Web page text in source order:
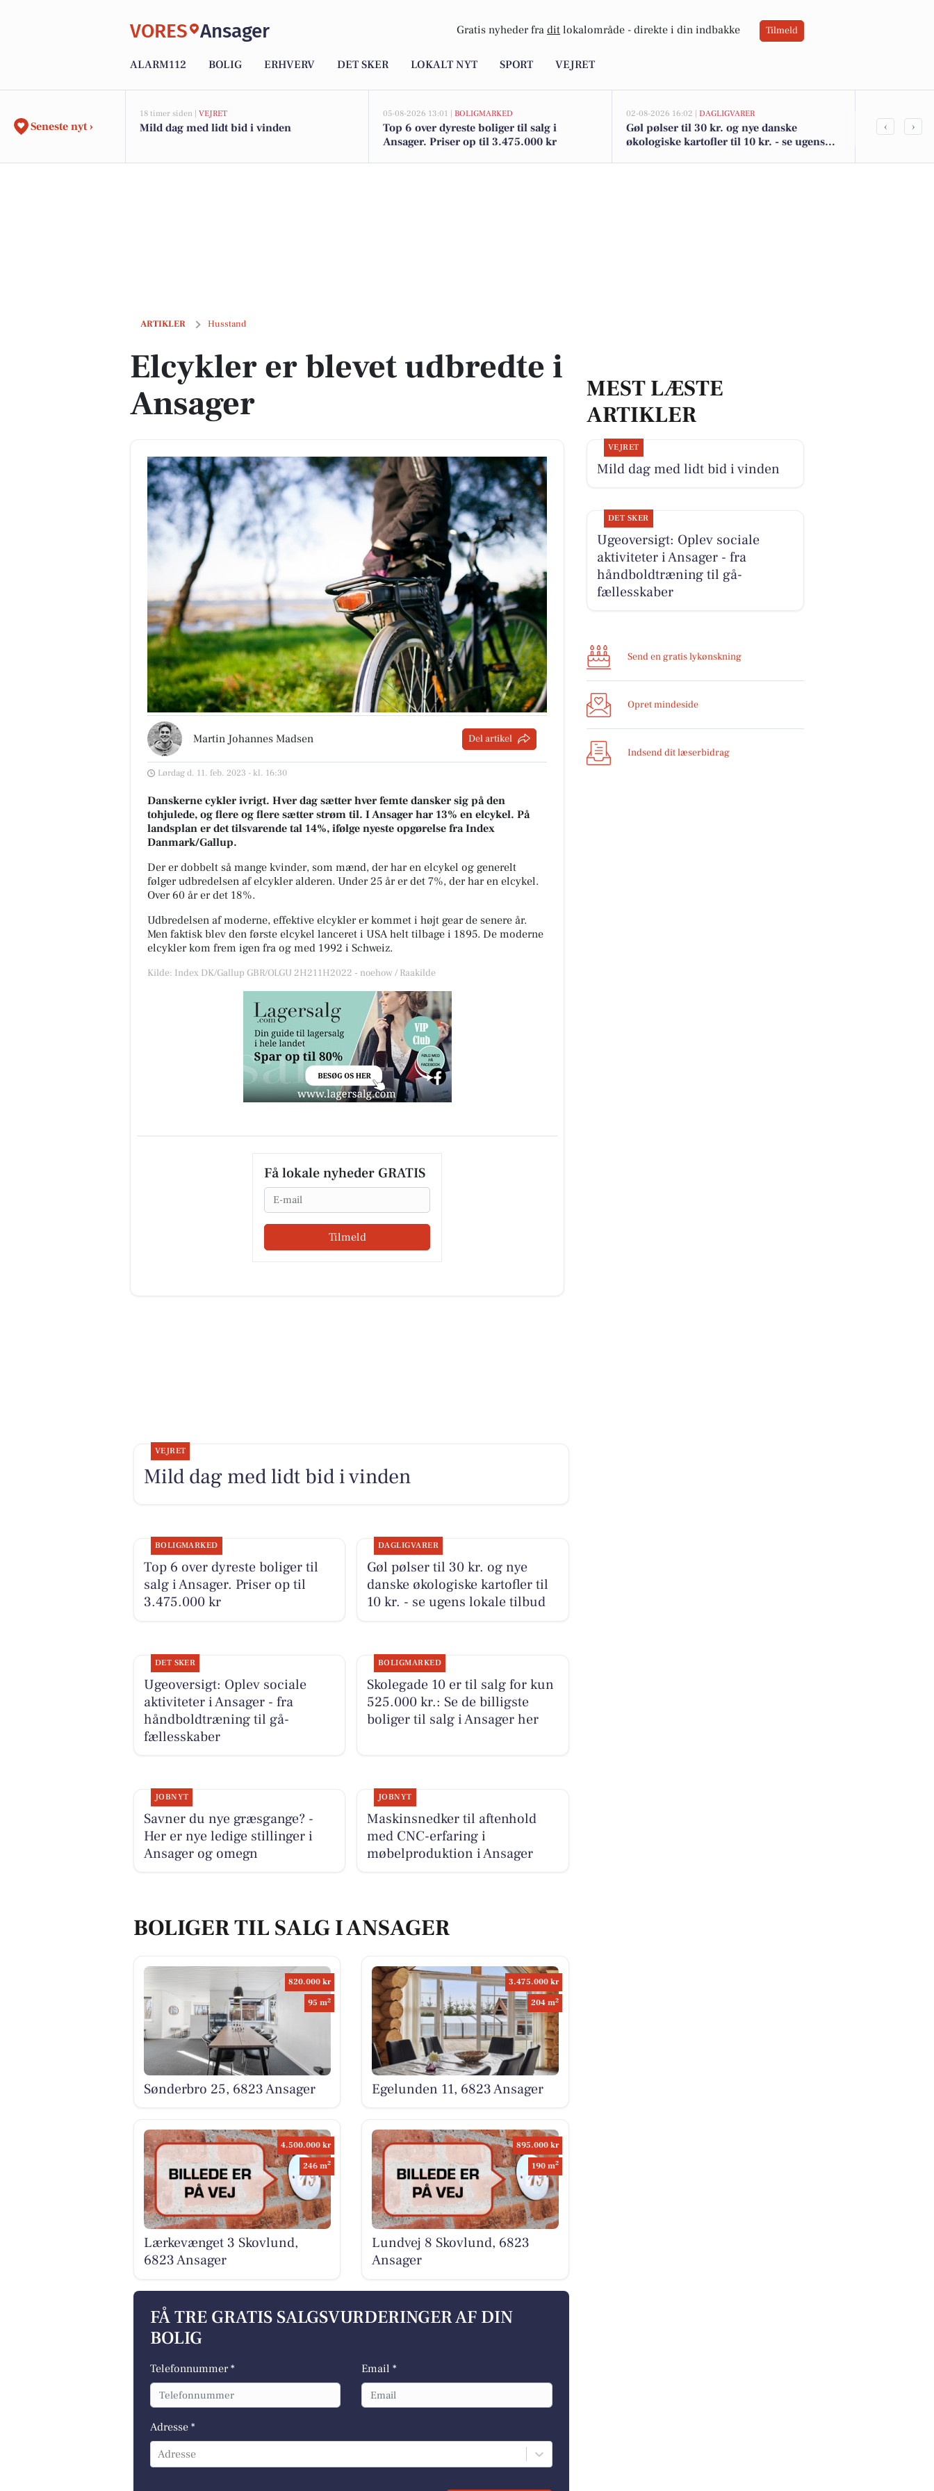
VORES Ansager Gratis nyheder fra dit lokalområde - direkte i din indbakke Tilmeld
ALARM112 BOLIG ERHVERV DET SKER LOKALT NYT SPORT VEJRET
Seneste nyt ›
18 timer siden | VEJRET
Mild dag med lidt bid i vinden
05-08-2026 13:01 | BOLIGMARKED
Top 6 over dyreste boliger til salg i
Ansager. Priser op til 3.475.000 kr
02-08-2026 16:02 | DAGLIGVARER
Gøl pølser til 30 kr. og nye danske
økologiske kartofler til 10 kr. - se ugens
‹ ›
ARTIKLER Husstand
Elcykler er blevet udbredte i Ansager
Elcykler er blevet udbredte i
Ansager
Martin Johannes Madsen Del artikel
Lørdag d. 11. feb. 2023 - kl. 16:30
Danskerne cykler ivrigt. Hver dag sætter hver femte dansker sig på den
tohjulede, og flere og flere sætter strøm til. I Ansager har 13% en elcykel. På
landsplan er det tilsvarende tal 14%, ifølge nyeste opgørelse fra Index
Danmark/Gallup.
Der er dobbelt så mange kvinder, som mænd, der har en elcykel og generelt
følger udbredelsen af elcykler alderen. Under 25 år er det 7%, der har en elcykel.
Over 60 år er det 18%.
Udbredelsen af moderne, effektive elcykler er kommet i højt gear de senere år.
Men faktisk blev den første elcykel lanceret i USA helt tilbage i 1895. De moderne
elcykler kom frem igen fra og med 1992 i Schweiz.
Kilde: Index DK/Gallup GBR/OLGU 2H211H2022 - noehow / Raakilde
Få lokale nyheder GRATIS
Email
Tilmeld
MEST LÆSTE
ARTIKLER
VEJRET
Mild dag med lidt bid i vinden
DET SKER
Ugeoversigt: Oplev sociale
aktiviteter i Ansager - fra
håndboldtræning til gå-
fællesskaber
Send en gratis lykønskning
Opret mindeside
Indsend dit læserbidrag
VEJRET
Mild dag med lidt bid i vinden
BOLIGMARKED
Top 6 over dyreste boliger til
salg i Ansager. Priser op til
3.475.000 kr
DAGLIGVARER
Gøl pølser til 30 kr. og nye
danske økologiske kartofler til
10 kr. - se ugens lokale tilbud
DET SKER
Ugeoversigt: Oplev sociale
aktiviteter i Ansager - fra
håndboldtræning til gå-
fællesskaber
BOLIGMARKED
Skolegade 10 er til salg for kun
525.000 kr.: Se de billigste
boliger til salg i Ansager her
JOBNYT
Savner du nye græsgange? -
Her er nye ledige stillinger i
Ansager og omegn
JOBNYT
Maskinsnedker til aftenhold
med CNC-erfaring i
møbelproduktion i Ansager
BOLIGER TIL SALG I ANSAGER
820.000 kr
95 m2
Sønderbro 25, 6823 Ansager
3.475.000 kr
204 m2
Egelunden 11, 6823 Ansager
4.500.000 kr
246 m2
Lærkevænget 3 Skovlund,
6823 Ansager
895.000 kr
190 m2
Lundvej 8 Skovlund, 6823
Ansager
FÅ TRE GRATIS SALGSVURDERINGER AF DIN
BOLIG
Telefonnummer * Email *
Adresse *
Adresse